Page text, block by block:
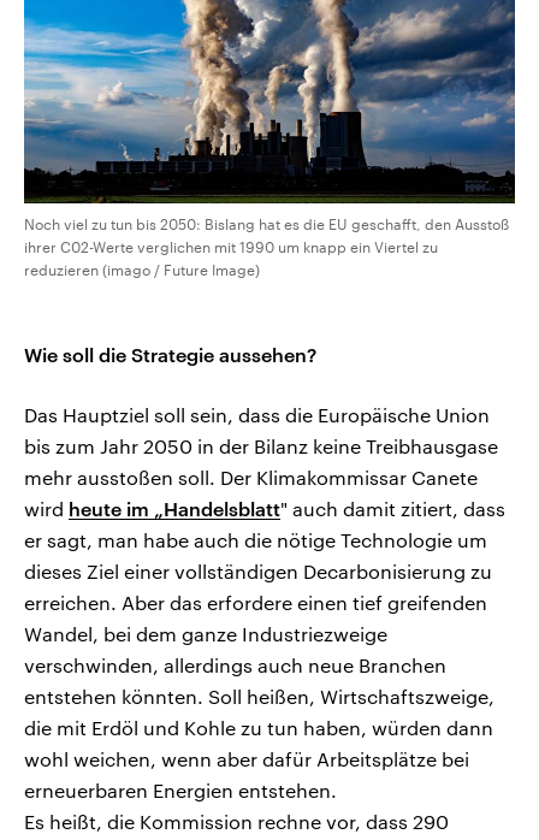
Noch viel zu tun bis 2050: Bislang hat es die EU geschafft, den Ausstoß
ihrer C02-Werte verglichen mit 1990 um knapp ein Viertel zu
reduzieren (imago / Future Image)
Wie soll die Strategie aussehen?
Das Hauptziel soll sein, dass die Europäische Union
bis zum Jahr 2050 in der Bilanz keine Treibhausgase
mehr ausstoßen soll. Der Klimakommissar Canete
wird heute im „Handelsblatt" auch damit zitiert, dass
er sagt, man habe auch die nötige Technologie um
dieses Ziel einer vollständigen Decarbonisierung zu
erreichen. Aber das erfordere einen tief greifenden
Wandel, bei dem ganze Industriezweige
verschwinden, allerdings auch neue Branchen
entstehen könnten. Soll heißen, Wirtschaftszweige,
die mit Erdöl und Kohle zu tun haben, würden dann
wohl weichen, wenn aber dafür Arbeitsplätze bei
erneuerbaren Energien entstehen.
Es heißt, die Kommission rechne vor, dass 290